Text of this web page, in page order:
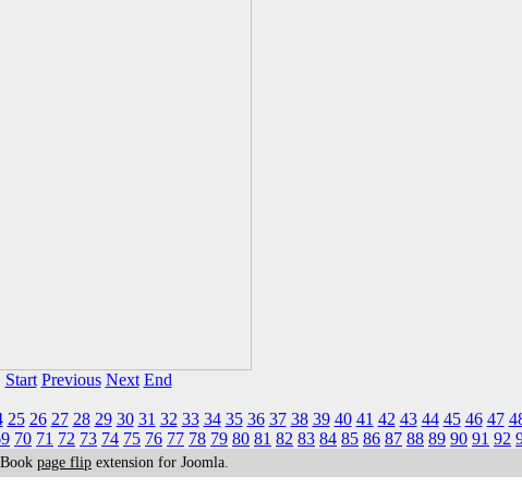
Start Previous Next End
25 26 27 28 29 30 31 32 33 34 35 36 37 38 39 40 41 42 43 44 45 46 47
70 71 72 73 74 75 76 77 78 79 80 81 82 83 84 85 86 87 88 89 90 91 92
page flip extension for Joomla.